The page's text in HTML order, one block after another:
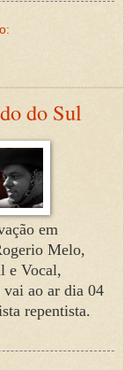
do Sul
em
Melo,
e Vocal,
vai ao ar dia 04
repentista.